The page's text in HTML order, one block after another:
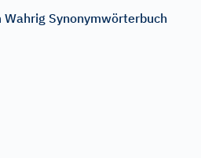
Synonymwörterbuch